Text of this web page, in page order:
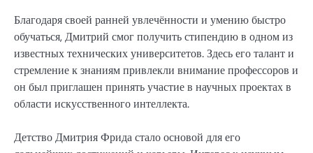
Благодаря своей ранней увлечённости и умению быстро
обучаться, Дмитрий смог получить стипендию в одном из
известных технических университетов. Здесь его талант и
стремление к знаниям привлекли внимание профессоров и
он был приглашен принять участие в научных проектах в
области искусственного интеллекта.
Детство Дмитрия Фрида стало основой для его